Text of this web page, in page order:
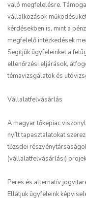
való megfelelésre.
vállalkozások
kérdésekben is, mint a
megfelelő intézkedések
Segítjük ügyfeleinket a
ellenőrzési eljárások,
témavizsgálatok és
Vállalatfelvásárlás
A magyar tőkepiac
nyílt tapasztalatokat
tőzsdei
(vállalatfelvásárlási)
Peres és alternatív
Ellátjuk ügyfeleink